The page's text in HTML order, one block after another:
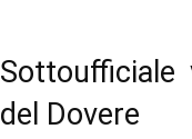
del Dovere